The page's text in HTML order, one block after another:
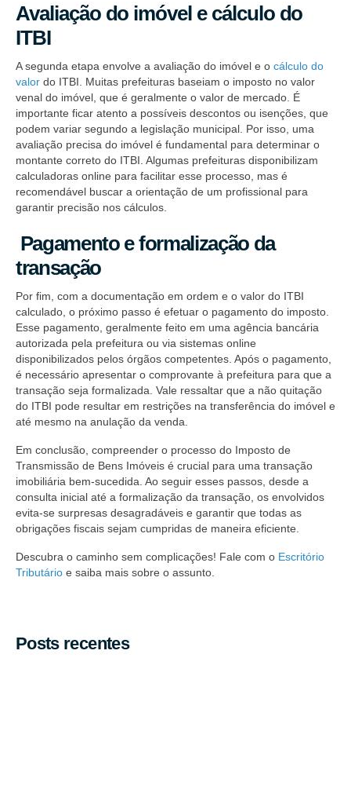
Avaliação do imóvel e cálculo do
ITBI
A segunda etapa envolve a avaliação do imóvel e o cálculo do
valor do ITBI. Muitas prefeituras baseiam o imposto no valor
venal do imóvel, que é geralmente o valor de mercado. É
importante ficar atento a possíveis descontos ou isenções, que
podem variar segundo a legislação municipal. Por isso, uma
avaliação precisa do imóvel é fundamental para determinar o
montante correto do ITBI. Algumas prefeituras disponibilizam
calculadoras online para facilitar esse processo, mas é
recomendável buscar a orientação de um profissional para
garantir precisão nos cálculos.
Pagamento e formalização da
transação
Por fim, com a documentação em ordem e o valor do ITBI
calculado, o próximo passo é efetuar o pagamento do imposto.
Esse pagamento, geralmente feito em uma agência bancária
autorizada pela prefeitura ou via sistemas online
disponibilizados pelos órgãos competentes. Após o pagamento,
é necessário apresentar o comprovante à prefeitura para que a
transação seja formalizada. Vale ressaltar que a não quitação
do ITBI pode resultar em restrições na transferência do imóvel e
até mesmo na anulação da venda.
Em conclusão, compreender o processo do Imposto de
Transmissão de Bens Imóveis é crucial para uma transação
imobiliária bem-sucedida. Ao seguir esses passos, desde a
consulta inicial até a formalização da transação, os envolvidos
evita-se surpresas desagradáveis e garantir que todas as
obrigações fiscais sejam cumpridas de maneira eficiente.
Descubra o caminho sem complicações! Fale com o Escritório
Tributário e saiba mais sobre o assunto.
Posts recentes